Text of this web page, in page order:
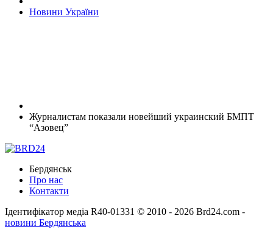
Новини України
Журналистам показали новейший украинский БМПТ
“Азовец”
Бердянськ
Про нас
Контакти
Ідентифікатор медіа R40-01331 © 2010 - 2026 Brd24.com -
новини Бердянська